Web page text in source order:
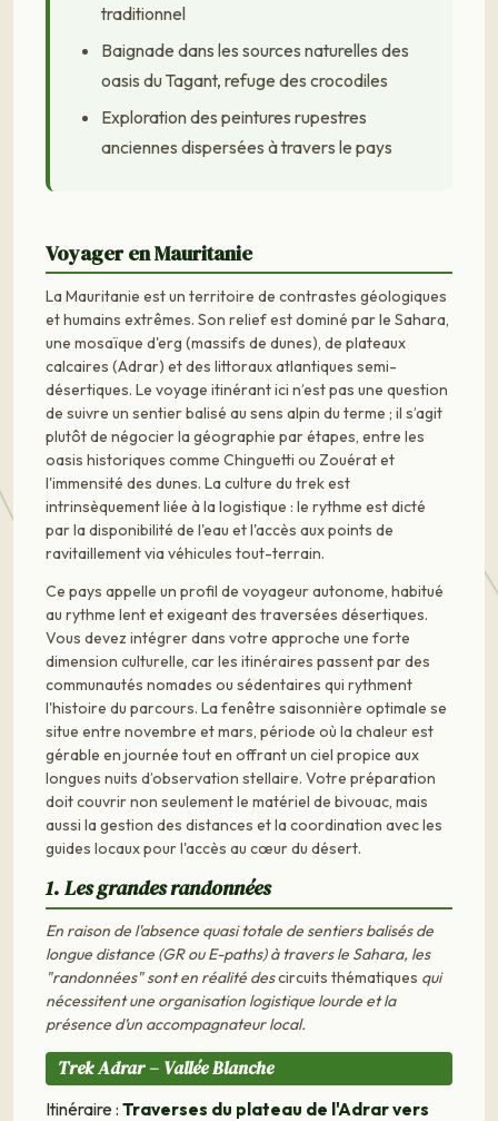
traditionnel
Baignade dans les sources naturelles des
oasis du Tagant, refuge des crocodiles
Exploration des peintures rupestres
anciennes dispersées à travers le pays
Voyager en Mauritanie
La Mauritanie est un territoire de contrastes géologiques
et humains extrêmes. Son relief est dominé par le Sahara,
une mosaïque d'erg (massifs de dunes), de plateaux
calcaires (Adrar) et des littoraux atlantiques semi-
désertiques. Le voyage itinérant ici n’est pas une question
de suivre un sentier balisé au sens alpin du terme ; il s’agit
plutôt de négocier la géographie par étapes, entre les
oasis historiques comme Chinguetti ou Zouérat et
l'immensité des dunes. La culture du trek est
intrinsèquement liée à la logistique : le rythme est dicté
par la disponibilité de l'eau et l'accès aux points de
ravitaillement via véhicules tout-terrain.
Ce pays appelle un profil de voyageur autonome, habitué
au rythme lent et exigeant des traversées désertiques.
Vous devez intégrer dans votre approche une forte
dimension culturelle, car les itinéraires passent par des
communautés nomades ou sédentaires qui rythment
l'histoire du parcours. La fenêtre saisonnière optimale se
situe entre novembre et mars, période où la chaleur est
gérable en journée tout en offrant un ciel propice aux
longues nuits d’observation stellaire. Votre préparation
doit couvrir non seulement le matériel de bivouac, mais
aussi la gestion des distances et la coordination avec les
guides locaux pour l'accès au cœur du désert.
1. Les grandes randonnées
En raison de l'absence quasi totale de sentiers balisés de
longue distance (GR ou E-paths) à travers le Sahara, les
"randonnées" sont en réalité descircuits thématiques qui
nécessitent une organisation logistique lourde et la
présence d’un accompagnateur local.
Trek Adrar – Vallée Blanche
Itinéraire : Traverses du plateau de l'Adrar vers